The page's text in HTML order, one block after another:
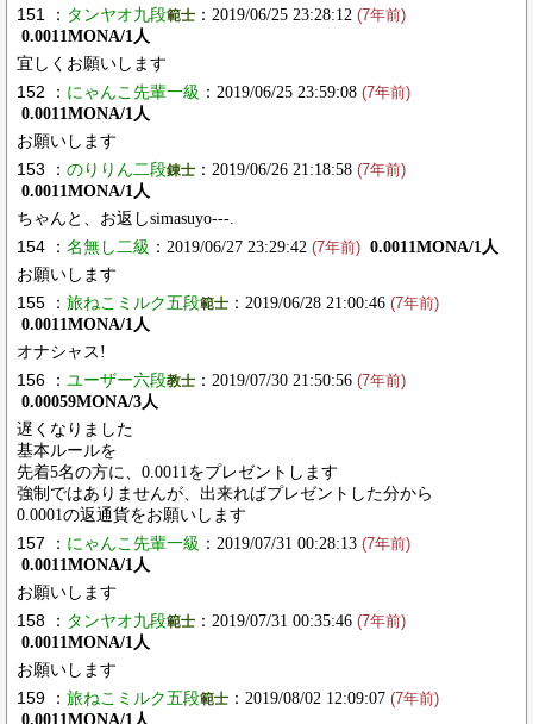
151 ： タンヤオ九段範士 ：2019/06/25 23:28:12 (7年前)
0.0011MONA/1人
宜しくお願いします
152 ： にゃんこ先輩一級 ：2019/06/25 23:59:08 (7年前)
0.0011MONA/1人
お願いします
153 ： のりりん二段錬士 ：2019/06/26 21:18:58 (7年前)
0.0011MONA/1人
ちゃんと、お返しsimasuyo---.
154 ： 名無し二級 ：2019/06/27 23:29:42 (7年前) 0.0011MONA/1人
お願いします
155 ： 旅ねこミルク五段範士 ：2019/06/28 21:00:46 (7年前)
0.0011MONA/1人
オナシャス!
156 ： ユーザー六段教士 ：2019/07/30 21:50:56 (7年前)
0.00059MONA/3人
遅くなりました
基本ルールを
先着5名の方に、0.0011をプレゼントします
強制ではありませんが、出来ればプレゼントした分から
0.0001の返通貨をお願いします
157 ： にゃんこ先輩一級 ：2019/07/31 00:28:13 (7年前)
0.0011MONA/1人
お願いします
158 ： タンヤオ九段範士 ：2019/07/31 00:35:46 (7年前)
0.0011MONA/1人
お願いします
159 ： 旅ねこミルク五段範士 ：2019/08/02 12:09:07 (7年前)
0.0011MONA/1人